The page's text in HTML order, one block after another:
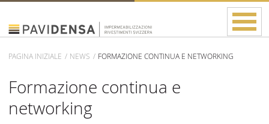
PAGINA INIZIALE NEWS FORMAZIONE CONTINUA E NETWORKING
Formazione continua e
networking